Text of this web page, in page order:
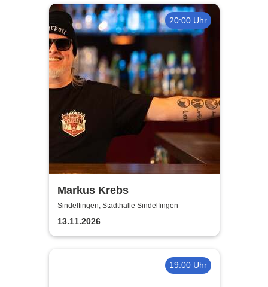
20:00 Uhr
Markus Krebs
Sindelfingen, Stadthalle Sindelfingen
13.11.2026
19:00 Uhr